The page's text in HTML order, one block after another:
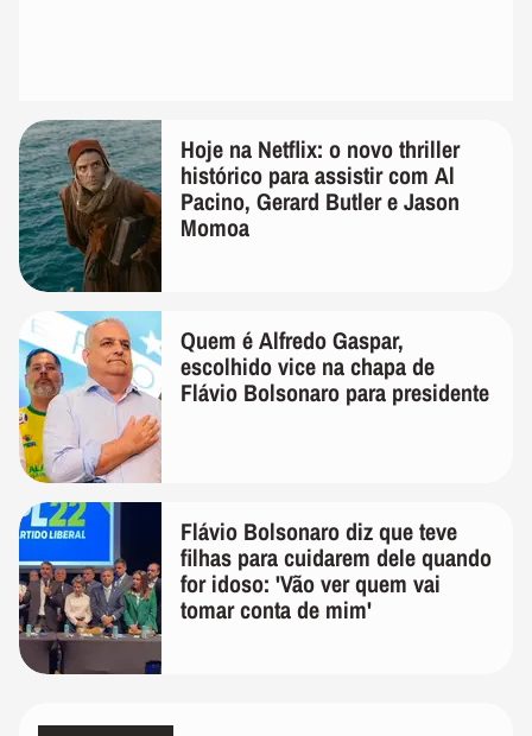
Hoje na Netflix: o novo thriller
histórico para assistir com Al
Pacino, Gerard Butler e Jason
Momoa
Quem é Alfredo Gaspar,
escolhido vice na chapa de
Flávio Bolsonaro para presidente
Flávio Bolsonaro diz que teve
filhas para cuidarem dele quando
for idoso: 'Vão ver quem vai
tomar conta de mim'